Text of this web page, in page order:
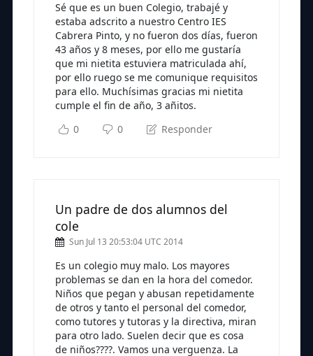
Sé que es un buen Colegio, trabajé y
estaba adscrito a nuestro Centro IES
Cabrera Pinto, y no fueron dos días, fueron
43 años y 8 meses, por ello me gustaría
que mi nietita estuviera matriculada ahí,
por ello ruego se me comunique requisitos
para ello. Muchísimas gracias mi nietita
cumple el fin de año, 3 añitos.
0
0 Responder
Un padre de dos alumnos del
cole
Sun Jul 13 20:53:04 UTC 2014
Es un colegio muy malo. Los mayores
problemas se dan en la hora del comedor.
Niños que pegan y abusan repetidamente
de otros y tanto el personal del comedor,
como tutores y tutoras y la directiva, miran
para otro lado. Suelen decir que es cosa
de niños????. Vamos una verguenza. La